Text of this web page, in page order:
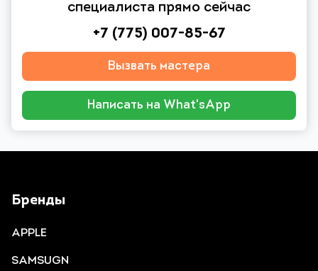
специалиста прямо сейчас
+7 (775) 007-85-67
Вызвать мастера
Написать на What'sApp
Бренды
APPLE
SAMSUGN